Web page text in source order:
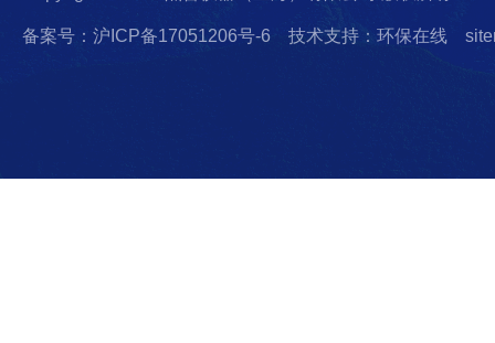
备案号：沪ICP备17051206号-6 技术支持：环保在线